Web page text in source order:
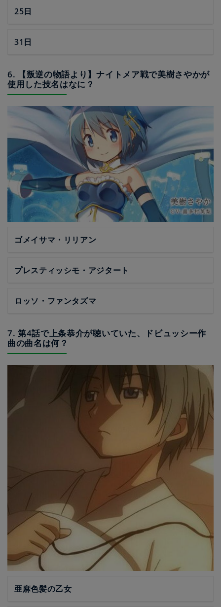
25日
31日
6. 【叛逆の物語より】ナイトメア戦で美樹さやかが
使用した技名はなに？
ゴメイサマ・リリアン
プレスティッシモ・アジタート
ロッソ・ファンタズマ
7. 第4話で上条恭介が聴いていた、ドビュッシー作
曲の曲名は何？
亜麻色髪の乙女